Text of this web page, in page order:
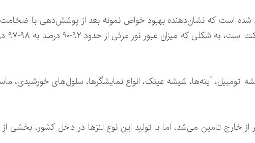
نانومتر
آینه‌ها، شیشه عینک، انواع نمایشگرها، سلول‌های خورشیدی،
از خارج تامین می‌شد، اما با تولید این نوع لنزها در داخل کشور، بخشی